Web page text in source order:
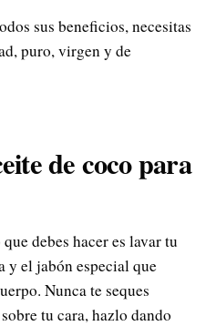
sus beneficios, necesitas
puro, virgen y de
de coco para
debes hacer es lavar tu
y el jabón especial que
Nunca te seques
tu cara, hazlo dando